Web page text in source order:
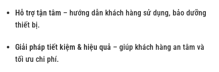
Hỗ trợ tận tâm – hướng dẫn khách hàng sử dụng, bảo dưỡng
thiết bị.
Giải pháp tiết kiệm & hiệu quả – giúp khách hàng an tâm và
tối ưu chi phí.